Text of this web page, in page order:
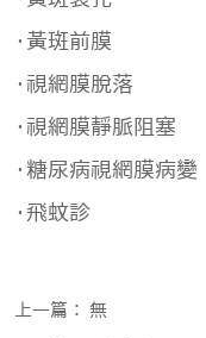
·黃斑前膜
·視網膜脫落
·視網膜靜脈阻塞
·糖尿病視網膜病變
·飛蚊診
上一篇： 無